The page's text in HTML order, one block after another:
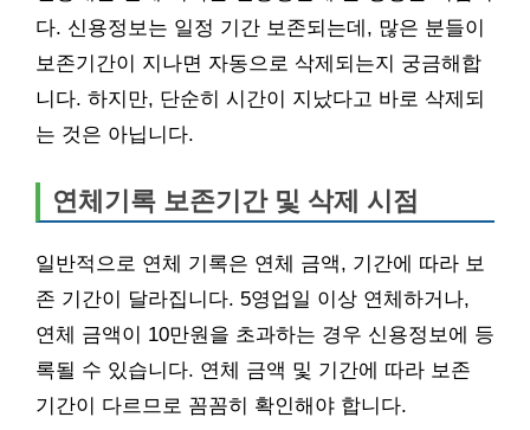
다. 신용정보는 일정 기간 보존되는데, 많은 분들이
보존기간이 지나면 자동으로 삭제되는지 궁금해합
니다. 하지만, 단순히 시간이 지났다고 바로 삭제되
는 것은 아닙니다.
연체기록 보존기간 및 삭제 시점
일반적으로 연체 기록은 연체 금액, 기간에 따라 보
존 기간이 달라집니다. 5영업일 이상 연체하거나,
연체 금액이 10만원을 초과하는 경우 신용정보에 등
록될 수 있습니다. 연체 금액 및 기간에 따라 보존
기간이 다르므로 꼼꼼히 확인해야 합니다.